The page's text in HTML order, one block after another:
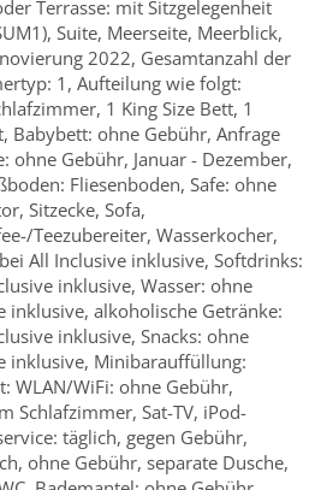
Terrasse: mit Sitzgelegenheit
Suite, Meerseite, Meerblick,
2022, Gesamtanzahl der
1, Aufteilung wie folgt:
1 King Size Bett, 1
Babybett: ohne Gebühr, Anfrage
ohne Gebühr, Januar - Dezember,
Fliesenboden, Safe: ohne
Sitzecke, Sofa,
Teezubereiter, Wasserkocher,
All Inclusive inklusive, Softdrinks:
inklusive, Wasser: ohne
inklusive, alkoholische Getränke:
inklusive, Snacks: ohne
inklusive, Minibarauffüllung:
WLAN/WiFi: ohne Gebühr,
Schlafzimmer, Sat-TV, iPod-
täglich, gegen Gebühr,
ohne Gebühr, separate Dusche,